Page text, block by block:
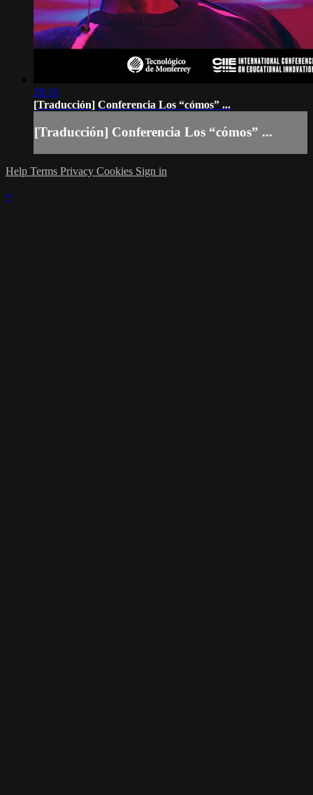
28:16
[Traducción] Conferencia Los “cómos” ...
[Traducción] Conferencia Los “cómos” ...
Help Terms Privacy Cookies Sign in
×